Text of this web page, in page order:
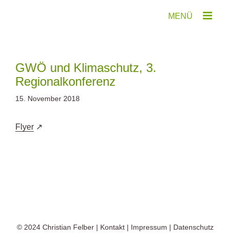
GWÖ und Klimaschutz, 3.
Regionalkonferenz
15. November 2018
Flyer
© 2024 Christian Felber | Kontakt | Impressum | Datenschutz